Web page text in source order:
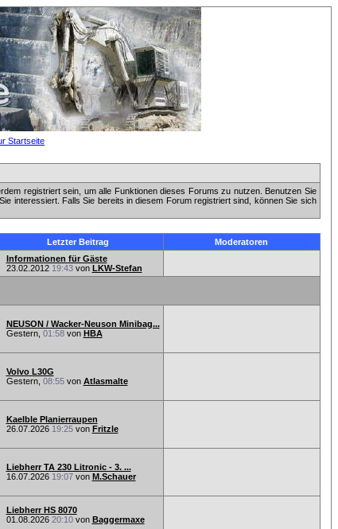
registriert sein, um alle Funktionen dieses Forums zu nutzen. Benutzen Sie
interessiert. Falls Sie bereits in diesem Forum registriert sind, können Sie sich
Letzter Beitrag Moderatoren
Informationen für Gäste
23.02.2012 19:43von LKW-Stefan
NEUSON / Wacker-Neuson Minibag...
Gestern, 01:58von HBA
Volvo L30G
Gestern, 08:55von Atlasmalte
Kaelble Planierraupen
26.07.2026 19:25von Fritzle
Liebherr TA 230 Litronic - 3. ...
16.07.2026 19:07von M.Schauer
Liebherr HS 8070
01.08.2026 20:10von Baggermaxe